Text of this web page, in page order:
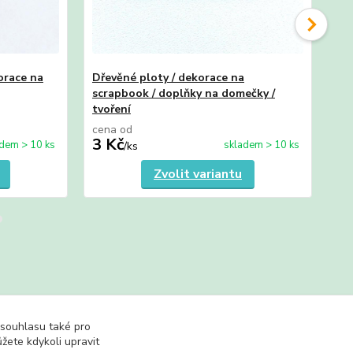
na
> 10 ks
Dřevěné ploty / dekorace na
scrapbook / doplňky na domečky /
tvoření
cena od
3 Kč/ks skladem > 10 ks
Zvolit variantu
také pro
kdykoli upravit